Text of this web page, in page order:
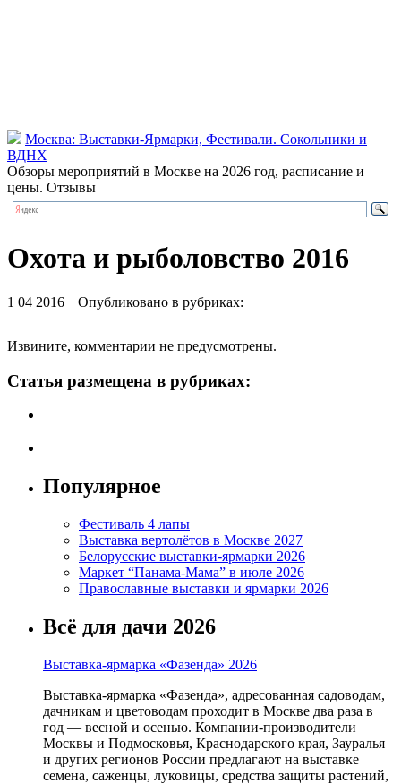
Москва: Выставки-Ярмарки, Фестивали. Сокольники и
ВДНХ
Обзоры мероприятий в Москве на 2026 год, расписание и
цены. Отзывы
Охота и рыболовство 2016
1 04 2016 | Опубликовано в рубриках:
Извините, комментарии не предусмотрены.
Статья размещена в рубриках:
Популярное
Фестиваль 4 лапы
Выставка вертолётов в Москве 2027
Белорусские выставки-ярмарки 2026
Маркет “Панама-Мама” в июле 2026
Православные выставки и ярмарки 2026
Всё для дачи 2026
Выставка-ярмарка «Фазенда» 2026
Выставка-ярмарка «Фазенда», адресованная садоводам,
дачникам и цветоводам проходит в Москве два раза в
год — весной и осенью. Компании-производители
Москвы и Подмосковья, Краснодарского края, Зауралья
и других регионов России предлагают на выставке
семена, саженцы, луковицы, средства защиты растений,